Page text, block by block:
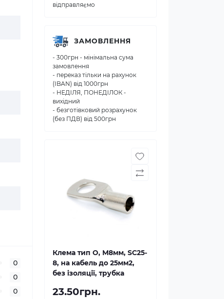
0
0
0
відправляємо
ЗАМОВЛЕННЯ
- 300грн - мінімальна сума
замовлення
- переказ тільки на рахунок
(IBAN) від 1000грн
- НЕДІЛЯ, ПОНЕДІЛОК -
вихідний
- безготівковий розрахунок
(без ПДВ) від 500грн
Клема тип О, М8мм, SC25-
8, на кабель до 25мм2,
без ізоляції, трубка
23.50грн.